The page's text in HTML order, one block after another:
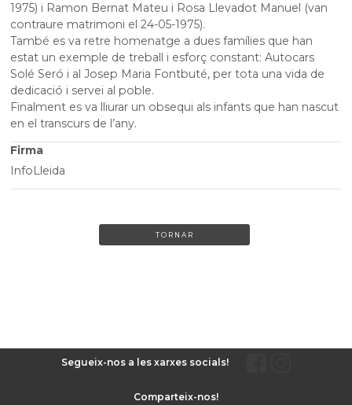
1975) i Ramon Bernat Mateu i Rosa Llevadot Manuel (van
contraure matrimoni el 24-05-1975).
També es va retre homenatge a dues famílies que han
estat un exemple de treball i esforç constant: Autocars
Solé Seró i al Josep Maria Fontbuté, per tota una vida de
dedicació i servei al poble.
Finalment es va lliurar un obsequi als infants que han nascut
en el transcurs de l’any.
Firma
InfoLleida
TORNAR
Segueix-nos a les xarxes socials!